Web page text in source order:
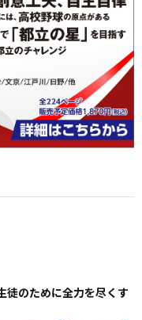
徒のために全力を尽くす